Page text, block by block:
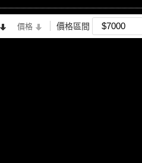
價格 價格區間